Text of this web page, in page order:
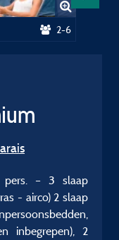
2-6
pers. – 3 slaap
- airco) 2 slaap
inbegrepen), 2